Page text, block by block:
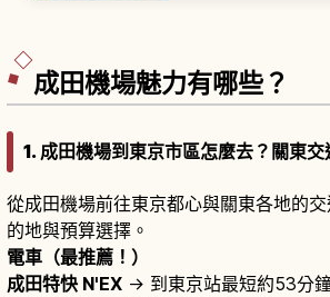
成田機場魅力有哪些？
1. 成田機場到東京市區怎麼去？關東交
從成田機場前往東京都心與關東各地的
的地與預算選擇。
電車（最推薦！）
成田特快 N'EX → 到東京站最短約53分